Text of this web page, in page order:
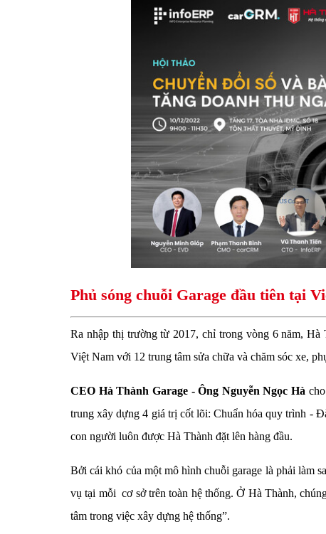
Phủ sóng chuỗi Garage đầu tiên tại
Ra nhập thị trường từ 2017, chỉ trong vòng 6 năm, Hà
Việt Nam với 12 trung tâm sửa chữa và chăm sóc xe,
CEO Hà Thành Garage - Ông Nguyễn Ngọc Hà
trung xây dựng 4 giá trị cốt lõi: Chuẩn hóa quy trình -
con người luôn được Hà Thành đặt lên hàng đầu.
Bởi cái khó của một mô hình chuỗi garage là phải làm
vụ tại mỗi cơ sở trên toàn hệ thống. Ở Hà Thành,
tâm trong việc xây dựng hệ thống”.